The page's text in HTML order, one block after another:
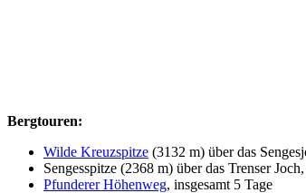
Bergtouren:
Wilde Kreuzspitze (3132 m) über das
Sengesspitze (2368 m) über das Trenser
Pfunderer Höhenweg, insgesamt 5 Tage